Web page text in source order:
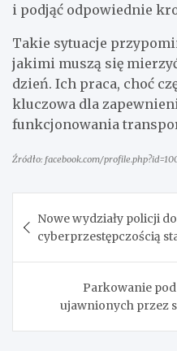
i podjąć odpowiednie
Takie sytuacje
jakimi muszą się
dzień. Ich praca, choć
kluczowa dla
funkcjonowania
Źródło: facebook.com/
wpisu
Nowe wydziały policji
cyberprzestępczością
Parkowanie
ujawnionych przez